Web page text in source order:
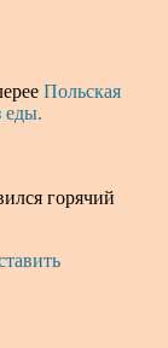
Польская
еды.
горячий